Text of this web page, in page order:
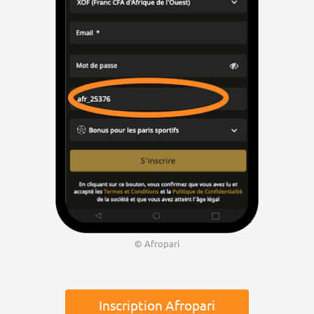
© Afropari
Inscription Afropari